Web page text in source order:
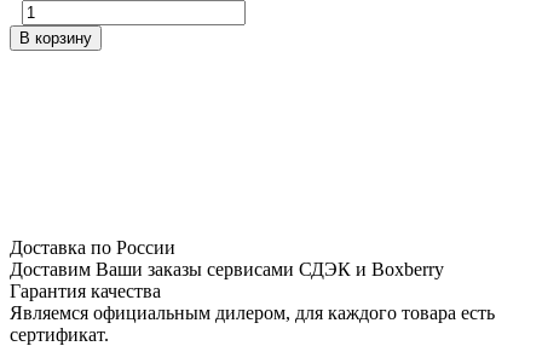
В корзину
Доставка по России
Доставим Ваши заказы сервисами СДЭК и Boxberry
Гарантия качества
Являемся официальным дилером, для каждого товара есть
сертификат.